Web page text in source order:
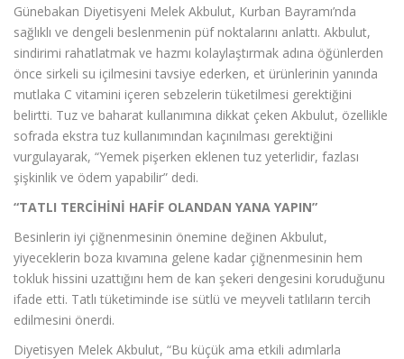
Günebakan Diyetisyeni Melek Akbulut, Kurban Bayramı’nda
sağlıklı ve dengeli beslenmenin püf noktalarını anlattı. Akbulut,
sindirimi rahatlatmak ve hazmı kolaylaştırmak adına öğünlerden
önce sirkeli su içilmesini tavsiye ederken, et ürünlerinin yanında
mutlaka C vitamini içeren sebzelerin tüketilmesi gerektiğini
belirtti. Tuz ve baharat kullanımına dikkat çeken Akbulut, özellikle
sofrada ekstra tuz kullanımından kaçınılması gerektiğini
vurgulayarak, “Yemek pişerken eklenen tuz yeterlidir, fazlası
şişkinlik ve ödem yapabilir” dedi.
“TATLI TERCİHİNİ HAFİF OLANDAN YANA YAPIN”
Besinlerin iyi çiğnenmesinin önemine değinen Akbulut,
yiyeceklerin boza kıvamına gelene kadar çiğnenmesinin hem
tokluk hissini uzattığını hem de kan şekeri dengesini koruduğunu
ifade etti. Tatlı tüketiminde ise sütlü ve meyveli tatlıların tercih
edilmesini önerdi.
Diyetisyen Melek Akbulut, “Bu küçük ama etkili adımlarla